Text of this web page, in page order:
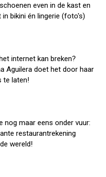
even in de kast en
in bikini én lingerie (foto's)
internet kan breken?
Aguilera doet het door haar
te laten!
nog maar eens onder vuur:
restaurantrekening
wereld!